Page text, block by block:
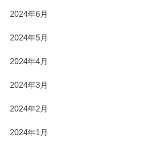
2024年6月
2024年5月
2024年4月
2024年3月
2024年2月
2024年1月